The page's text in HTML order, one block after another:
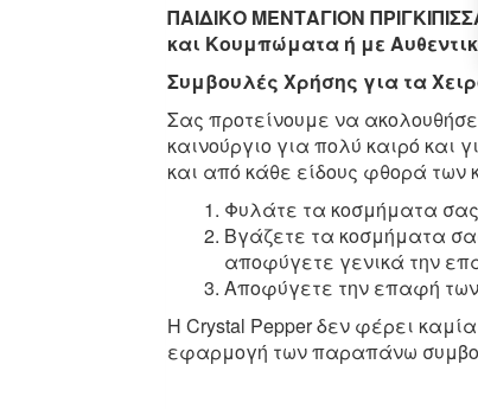
ΠΑΙΔΙΚΟ ΜΕΝΤΑΓΙΟΝ
και Κουμπώματα ή με
Συμβουλές Χρήσης για τα
Σας προτείνουμε να
καινούργιο για πολύ καιρό
και από κάθε είδους φθορά των
Φυλάτε τα κοσμήματα
Βγάζετε τα κοσμήματα
αποφύγετε γενικά την
Αποφύγετε την επαφή
Η Crystal Pepper δεν φέρει
εφαρμογή των παραπάνω